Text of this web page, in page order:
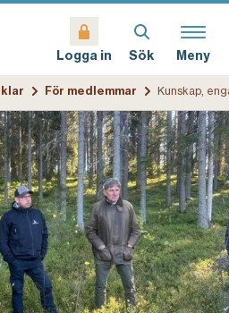
Logga in Sök Meny
För medlemmar